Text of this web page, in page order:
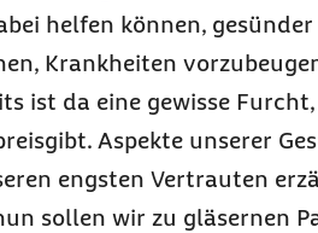
helfen können,
Krankheiten
ist da eine gewisse
Aspekte unserer
engsten Vertrauten
sollen wir zu gläsernen